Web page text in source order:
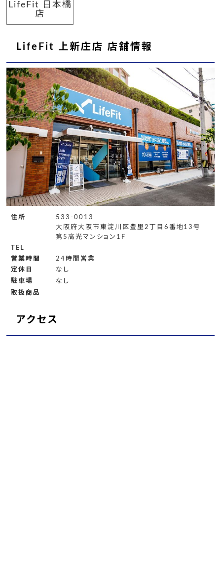
LifeFit 日本橋
店
LifeFit 上新庄店 店舗情報
住所
533-0013
大阪府大阪市東淀川区豊里2丁目6番地13号
第5高光マンション1F
TEL
営業時間
24時間営業
定休日
なし
駐車場
なし
取扱商品
アクセス